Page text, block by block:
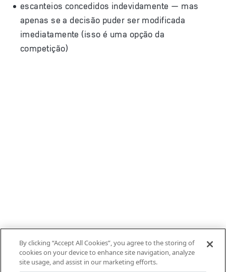
escanteios concedidos indevidamente — mas
apenas se a decisão puder ser modificada
imediatamente (isso é uma opção da
competição)
By clicking “Accept All Cookies”, you agree to the storing of
cookies on your device to enhance site navigation, analyze
site usage, and assist in our marketing efforts.